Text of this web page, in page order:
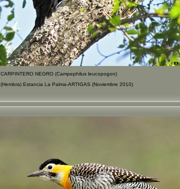
CARPINTERO NEGRO (Campephilus leucopogon)
(Hembra) Estancia La Palma-ARTIGAS (Noviembre 2010)